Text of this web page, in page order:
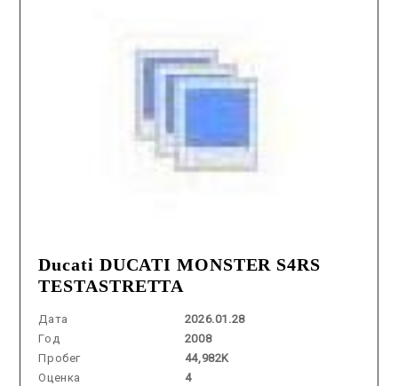
Ducati DUCATI MONSTER S4RS
TESTASTRETTA
Дата
2026.01.28
Год
2008
Пробег
44,982K
Оценка
4